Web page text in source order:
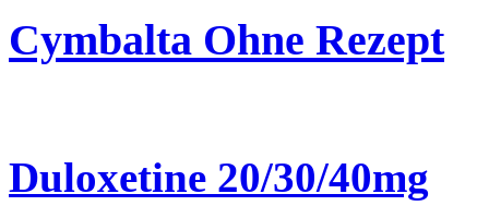
Cymbalta Ohne Rezept
Duloxetine 20/30/40mg